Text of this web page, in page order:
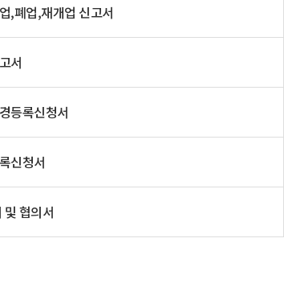
사이트
용어사전
군산시 고향사랑기부제
기부자 예우제
기금사업
고향사랑기부제 소식
,폐업,재개업 신고서
서
등록신청서
신청서
협의서